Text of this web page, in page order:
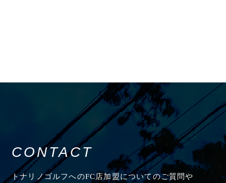
CONTACT
トナリノゴルフへのFC店加盟についてのご質問や